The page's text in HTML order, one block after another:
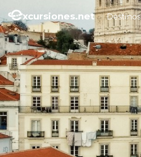
xcursiones.net Destinos